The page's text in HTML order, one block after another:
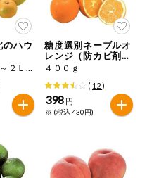
かに くるみ
いか
カシューナッツ
ごま
のハウ
３６０ｇ（Ｓ～２Ｌ混）
糖度選別ネーブルオ
レンジ（防カビ剤使
用）小玉以上
４００ｇ
( 12)
398 円
※ (税込 430円)